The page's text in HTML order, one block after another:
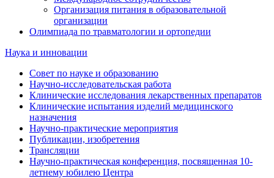
Организация питания в образовательной
организации
Олимпиада по травматологии и ортопедии
Наука и инновации
Совет по науке и образованию
Научно-исследовательская работа
Клинические исследования лекарственных препаратов
Клинические испытания изделий медицинского
назначения
Научно-практические мероприятия
Публикации, изобретения
Трансляции
Научно-практическая конференция, посвященная 10-
летнему юбилею Центра